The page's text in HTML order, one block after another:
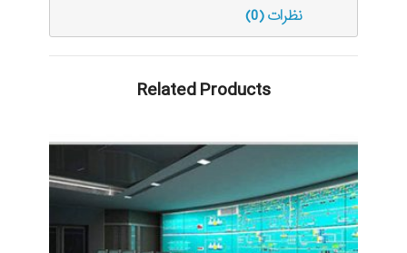
نظرات (0)
Related Products